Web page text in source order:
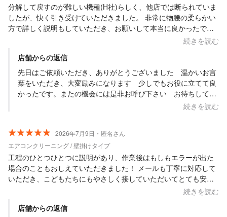
分解して戻すのが難しい機種(H社)らしく、他店では断られていま
したが、快く引き受けていただきました。 非常に物腰の柔らかい
方で詳しく説明もしていただき、お願いして本当に良かったで
す。おかげさまで気になっていたカビ臭等すっかり無くなりまし
続きを読む
店舗からの返信
先日はご依頼いただき、ありがとうございました 温かいお言
葉をいただき、大変励みになります 少しでもお役に立てて良
かったです。またの機会には是非お呼び下さい お待ちしてい
続きを読む
2026年7月9日・匿名さん
エアコンクリーニング / 壁掛けタイプ
工程のひとつひとつに説明があり、作業後はもしもエラーが出た
場合のこともおしえていただきました！ メールも丁寧に対応して
いただき、こどもたちにもやさしく接していただいてとても安心
続きを読む
店舗からの返信